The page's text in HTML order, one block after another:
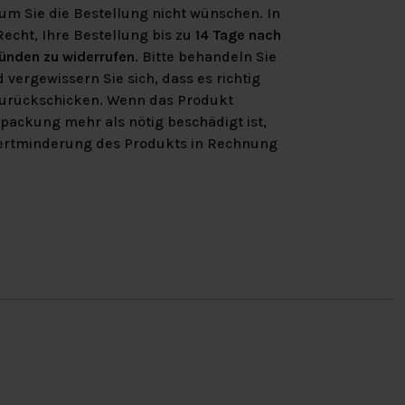
Sie die Bestellung nicht wünschen. In
Ihre Bestellung bis zu 14 Tage nach
zu widerrufen. Bitte behandeln Sie
Sie sich, dass es richtig
Wenn das Produkt
mehr als nötig beschädigt ist,
des Produkts in Rechnung